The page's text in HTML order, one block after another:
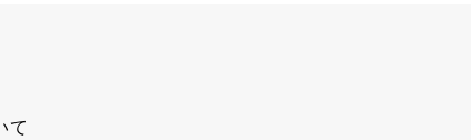
て